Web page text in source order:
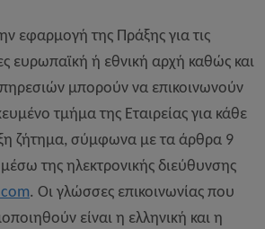
εφαρμογή της Πράξης για τις
ευρωπαϊκή ή εθνική αρχή καθώς και
μπορούν να επικοινωνούν
τμήμα της Εταιρείας για κάθε
ζήτημα, σύμφωνα με τα άρθρα 9
της ηλεκτρονικής διεύθυνσης
com. Οι γλώσσες επικοινωνίας που
είναι η ελληνική και η